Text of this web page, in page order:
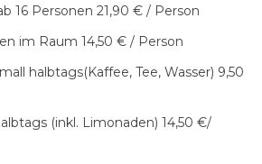
16 Personen 21,90 € / Person
im Raum 14,50 € / Person
halbtags(Kaffee, Tee, Wasser) 9,50
(inkl. Limonaden) 14,50 €/